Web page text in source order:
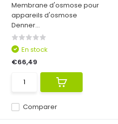
Membrane d'osmose pour
appareils d'osmose
Denner...
Comparer
En stock
€66,49